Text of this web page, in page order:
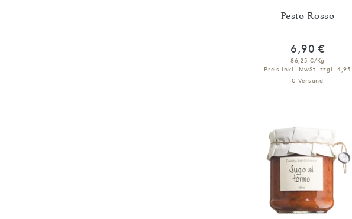
Pesto Rosso
6,90 €
86,25 €/Kg
Preis inkl. MwSt. zzgl. 4,95
€ Versand